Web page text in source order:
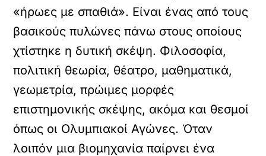
«ήρωες με σπαθιά». Είναι ένας από τους
βασικούς πυλώνες πάνω στους οποίους
χτίστηκε η δυτική σκέψη. Φιλοσοφία,
πολιτική θεωρία, θέατρο, μαθηματικά,
γεωμετρία, πρώιμες μορφές
επιστημονικής σκέψης, ακόμα και θεσμοί
όπως οι Ολυμπιακοί Αγώνες. Όταν
λοιπόν μια βιομηχανία παίρνει ένα